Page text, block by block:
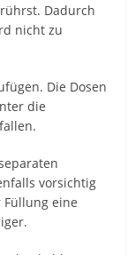
Dadurch
nicht zu
Die Dosen
die
vorsichtig
eine